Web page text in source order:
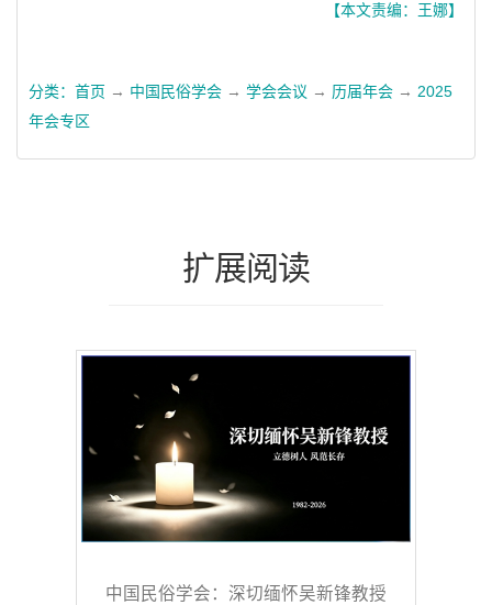
【本文责编：王娜】
分类： 首页 → 中国民俗学会 → 学会会议 → 历届年会 → 2025
年会专区
扩展阅读
中国民俗学会：深切缅怀吴新锋教授